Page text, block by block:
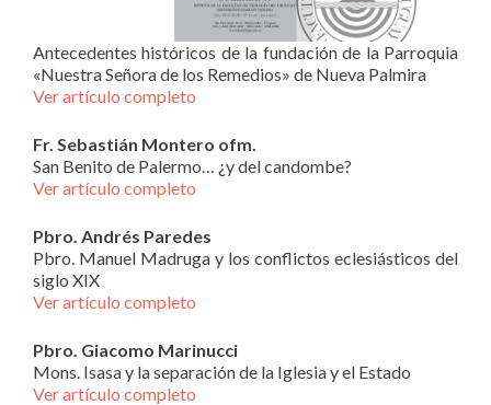
Antecedentes históricos de la fundación de la Parroquia
«Nuestra Señora de los Remedios» de Nueva Palmira
Ver artículo completo
Fr. Sebastián Montero ofm.
San Benito de Palermo… ¿y del candombe?
Ver artículo completo
Pbro. Andrés Paredes
Pbro. Manuel Madruga y los conflictos eclesiásticos del
siglo XIX
Ver artículo completo
Pbro. Giacomo Marinucci
Mons. Isasa y la separación de la Iglesia y el Estado
Ver artículo completo